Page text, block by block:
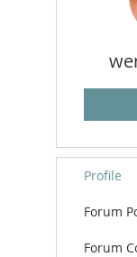
Profile
Forum
Forum